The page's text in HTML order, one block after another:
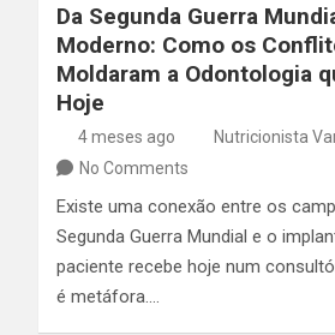
Da Segunda Guerra
Moderno: Como os
Moldaram a Odontologia
Hoje
4 meses ago
Nutricionista
No Comments
Existe uma conexão entre os
Segunda Guerra Mundial e o
paciente recebe hoje num
é metáfora.…